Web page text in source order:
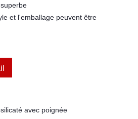
et l'emballage peuvent être
avec poignée